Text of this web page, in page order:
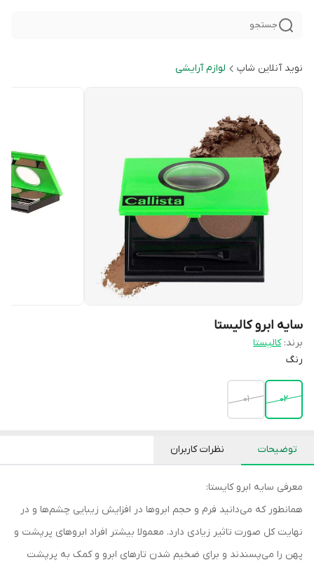
جستجو
نوید آنلاین شاپ لوازم آرایشی
سایه ابرو کالیستا
برند: کالیستا
رنگ
02
01
توضیحات نظرات کاربران
معرفی سایه ابرو کایستا:
همانطور که می‌دانید فرم و حجم ابروها در افزایش زیبایی چشم‌ها و در
نهایت کل صورت تاثیر زیادی دارد. معمولا بیشتر افراد ابروهای پرپشت و
پهن را می‌پسندند و برای ضخیم شدن تارهای ابرو و کمک به پرپشت